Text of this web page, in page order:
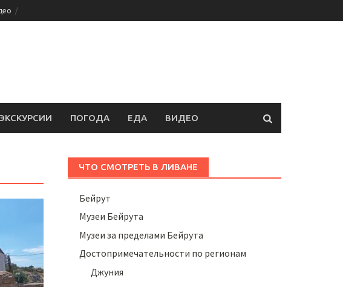
ЭКСКУРСИИ ПОГОДА ЕДА ВИДЕО
ЧТО СМОТРЕТЬ В ЛИВАНЕ
Бейрут
Музеи Бейрута
Музеи за пределами Бейрута
Достопримечательности по регионам
Джуния